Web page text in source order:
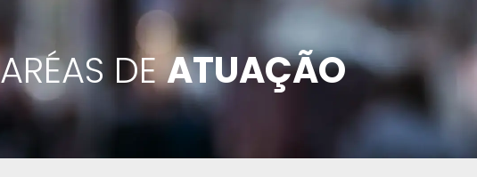
ARÉAS DEATUAÇÃO